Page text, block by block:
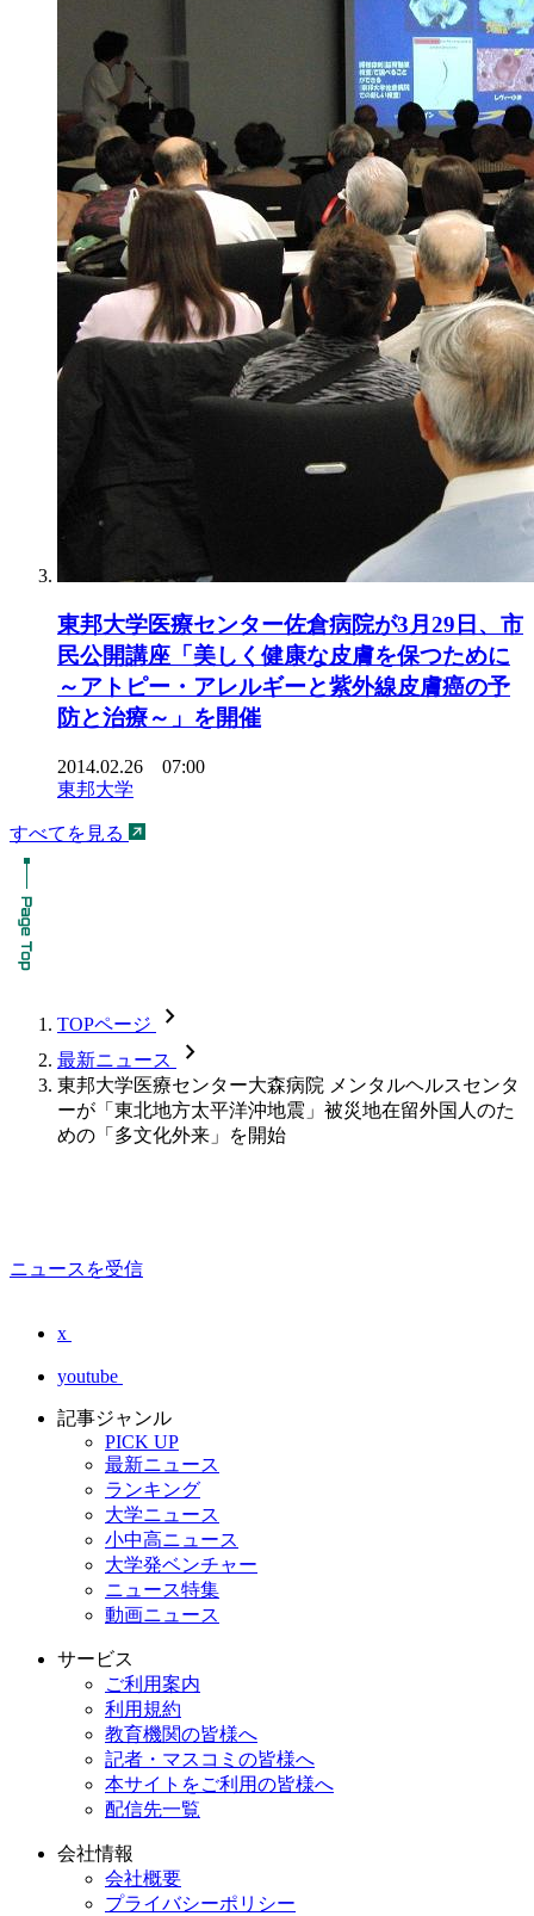
東邦大学医療センター佐倉病院が3月29日、市
民公開講座「美しく健康な皮膚を保つために
～アトピー・アレルギーと紫外線皮膚癌の予
防と治療～」を開催
2014.02.26 07:00
東邦大学
すべてを見る
TOPページ chevron_forward
最新ニュース chevron_forward
東邦大学医療センター大森病院 メンタルヘルスセンタ
ーが「東北地方太平洋沖地震」被災地在留外国人のた
めの「多文化外来」を開始
ニュースを受信
x
youtube
記事ジャンル
PICK UP
最新ニュース
ランキング
大学ニュース
小中高ニュース
大学発ベンチャー
ニュース特集
動画ニュース
サービス
ご利用案内
利用規約
教育機関の皆様へ
記者・マスコミの皆様へ
本サイトをご利用の皆様へ
配信先一覧
会社情報
会社概要
プライバシーポリシー